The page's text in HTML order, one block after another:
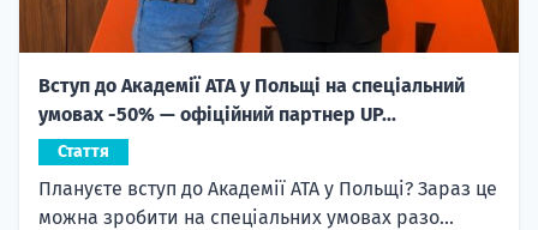
Вступ до Академії ATA у Польщі на спеціальний
умовах -50% — офіційний партнер UP...
Стаття
Плануєте вступ до Академії ATA у Польщі? Зараз це
можна зробити на спеціальних умовах разо...